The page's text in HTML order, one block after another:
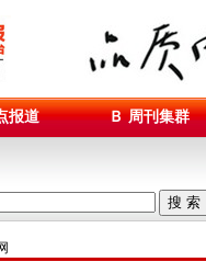
报道 Ｂ 周刊集群
搜 索